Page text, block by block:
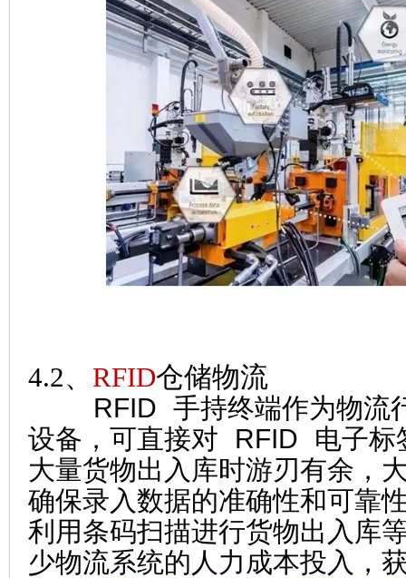
4.2、 RFID仓储物流
RFID 手持终端作为物流行
设备，可直接对 RFID 电子标
大量货物出入库时游刃有余，
确保录入数据的准确性和可靠
利用条码扫描进行货物出入库
少物流系统的人力成本投入，